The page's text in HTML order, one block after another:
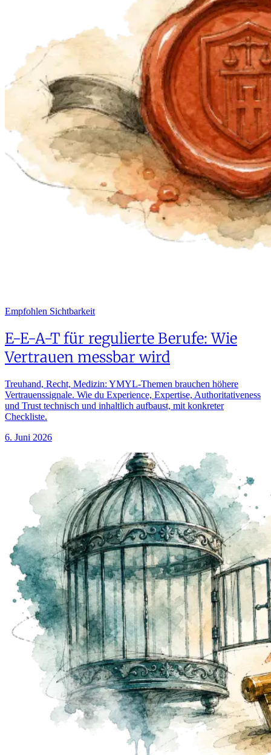
Empfohlen Sichtbarkeit
E-E-A-T für regulierte Berufe: Wie
Vertrauen messbar wird
Treuhand, Recht, Medizin: YMYL-Themen brauchen höhere
Vertrauenssignale. Wie du Experience, Expertise, Authoritativeness
und Trust technisch und inhaltlich aufbaust, mit konkreter
Checkliste.
6. Juni 2026